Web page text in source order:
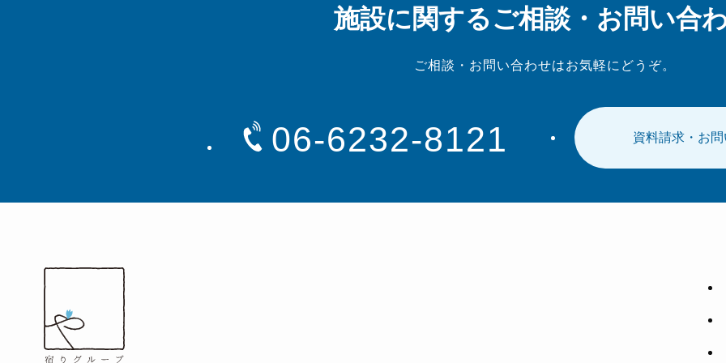
施設に関するご相談・お問い合
ご相談・お問い合わせはお気軽にどうぞ。
06-6232-8121 資料請求・お